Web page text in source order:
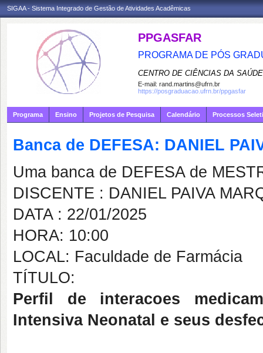
SIGAA - Sistema Integrado de Gestão de Atividades Acadêmicas
PPGASFAR
PROGRAMA DE PÓS
CENTRO DE CIÊNCIAS DA SAÚDE
E-mail: rand.martins@ufrn.br
https://posgraduacao.ufrn.br/ppgasfar
Programa Ensino Projetos de Pesquisa Calendário Processos
Banca de DEFESA: DANIEL
Uma banca de DEFESA de
DISCENTE : DANIEL PAIVA
DATA : 22/01/2025
HORA: 10:00
LOCAL: Faculdade de Farmácia
TÍTULO:
Perfil de interacoes
Intensiva Neonatal e seus